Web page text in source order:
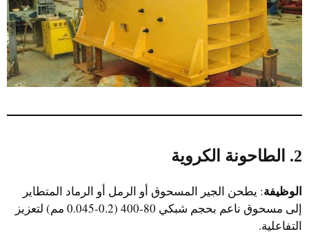
2. الطاحونة الكروية
الوظيفة: يطحن الجير المسحوق أو الرمل أو الرماد المتطاير
إلى مسحوق ناعم بحجم شبكي 80-400 (0.2-0.045 مم) لتعزيز
التفاعلية.